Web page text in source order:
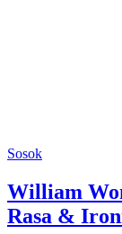
Sosok
William
Rasa &